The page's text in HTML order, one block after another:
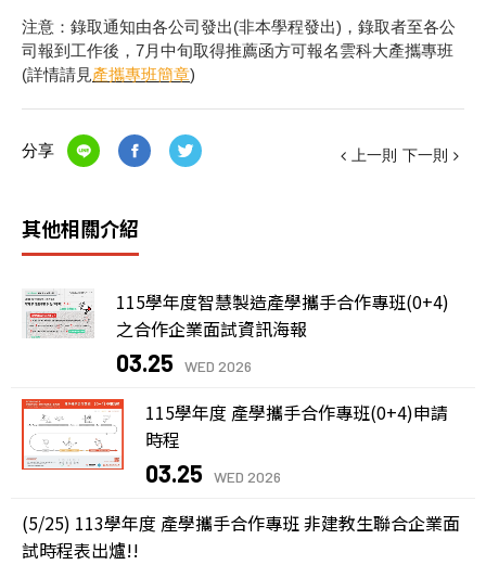
注意：錄取通知由各公司發出(非本學程發出)，錄取者至各公
司報到工作後，7月中旬取得推薦函方可報名雲科大產攜專班
(詳情請見產攜專班簡章)
分享 上一則 下一則
其他相關介紹
115學年度智慧製造產學攜手合作專班(0+4)
之合作企業面試資訊海報
03.25 WED 2026
115學年度 產學攜手合作專班(0+4)申請
時程
03.25 WED 2026
(5/25) 113學年度 產學攜手合作專班 非建教生聯合企業面
試時程表出爐!!